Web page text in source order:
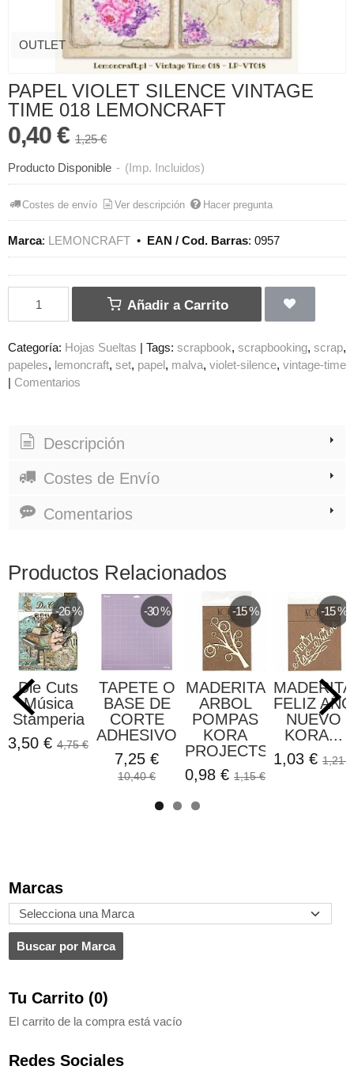
Marcas
Tu Carrito (0)
El carrito de la compra está vacío
Redes Sociales
OUTLET
PAPEL VIOLET SILENCE VINTAGE
TIME 018 LEMONCRAFT
0,40 € 1,25 €
Producto Disponible - (Imp. Incluidos)
Costes de envío Ver descripción Hacer pregunta
Marca: LEMONCRAFT • EAN / Cod. Barras: 0957
Añadir a Carrito
Categoría: Hojas Sueltas Tags: scrapbook scrapbooking scrap
papeles
lemoncraft set papel malva violet-silence vintage-time
Comentarios
Descripción
Costes de Envío
Comentarios
Productos Relacionados
-26 %
Die Cuts
Música
Stamperia
3,50 € 4,75 €
-30 %
TAPETE O
BASE DE
CORTE
ADHESIVO...
7,25 €
10,40 €
-15 %
MADERITA
ARBOL
POMPAS
KORA
PROJECTS
0,98 € 1,15 €
-15 %
FELIZ AÑO
NUEVO
KORA...
1,03 € 1,21 €